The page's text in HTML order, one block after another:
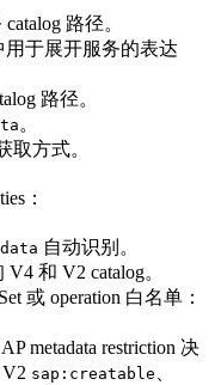
路径。
用于展开服务的表达
路径。
。
取方式。
：
自动识别。
和 V2 catalog。
或 operation 白名单：
metadata restriction 决
sap:creatable